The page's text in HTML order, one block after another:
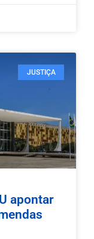
JUSTIÇA
apontar